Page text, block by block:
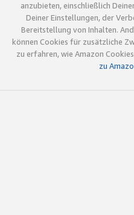
anzubieten, einschließlich
Deiner Einstellungen, der
Bereitstellung von Inhalten.
können Cookies für zusätzliche
zu erfahren, wie Amazon
zu